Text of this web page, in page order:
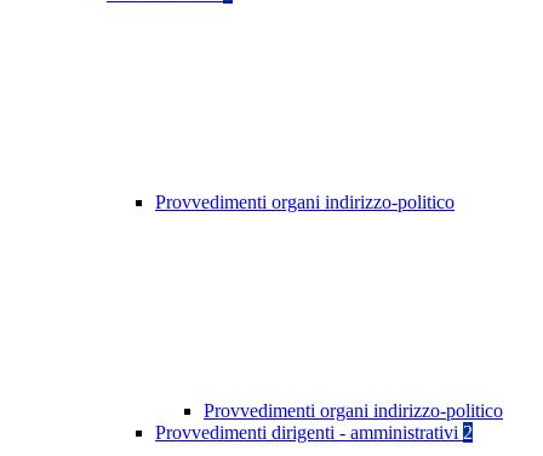
Provvedimenti organi indirizzo-politico
Provvedimenti organi indirizzo-politico
Provvedimenti dirigenti - amministrativi 2